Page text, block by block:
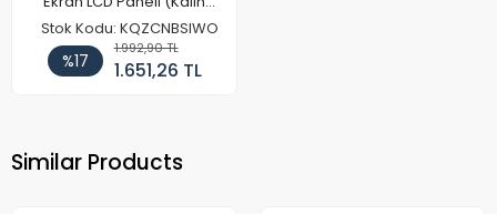
Kasa)
Stok Kodu: KQZCNBSIWO
%17
1.992,90 TL
1.651,26 TL
Similar Products